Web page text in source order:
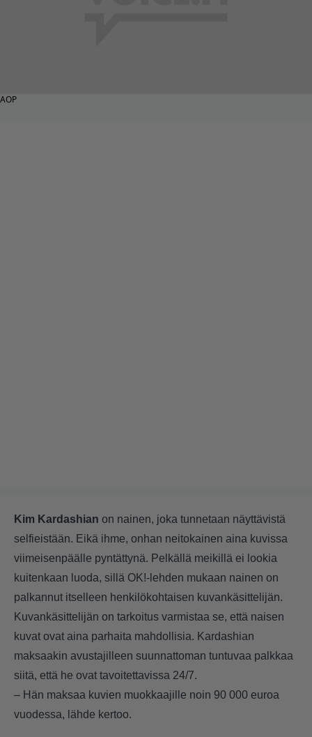
AOP
Kim Kardashian on nainen, joka tunnetaan näyttävistä
selfieistään. Eikä ihme, onhan neitokainen aina kuvissa
viimeisenpäälle pyntättynä. Pelkällä meikillä ei lookia
kuitenkaan luoda, sillä OK!-lehden mukaan nainen on
palkannut itselleen henkilökohtaisen kuvankäsittelijän.
Kuvankäsittelijän on tarkoitus varmistaa se, että naisen
kuvat ovat aina parhaita mahdollisia. Kardashian
maksaakin avustajilleen suunnattoman tuntuvaa palkkaa
siitä, että he ovat tavoitettavissa 24/7.
– Hän maksaa kuvien muokkaajille noin 90 000 euroa
vuodessa, lähde kertoo.